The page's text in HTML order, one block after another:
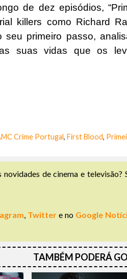
de dez episódios,
killers como Richard
seu primeiro passo,
suas vidas que os
Crime Portugal, First Blood,
de cinema e televisão?
, Twittere no Google
TAMBÉM PODERÁ